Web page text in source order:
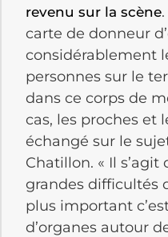
revenu sur la scène
carte de donneur
considérablement
personnes sur le
dans ce corps de
cas, les proches et
échangé sur le
Chatillon. « Il s’agit
grandes difficultés
plus important
d’organes autour